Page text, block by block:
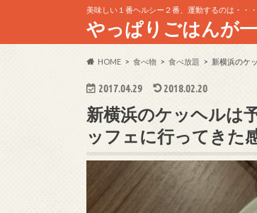
美味しい１番ヘルシー２番、運動するのは・・
やっぱりごはんが
HOME 食べ物 食べ放題 新横浜のケ
2017.04.29 2018.02.20
新横浜のケッヘルは
ッフェに行ってきた